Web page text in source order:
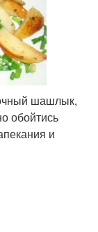
шашлык,
обойтись
и